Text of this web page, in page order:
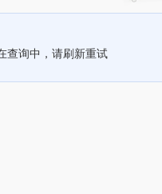
查询中，请刷新重试